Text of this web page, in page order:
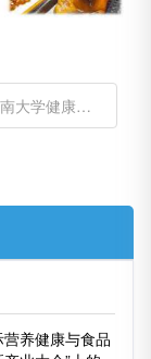
在食品领域顶级期刊综述膳食油脂及其微量伴随物对肠道菌群和肠道炎症影响的研究进展
养健康与食品